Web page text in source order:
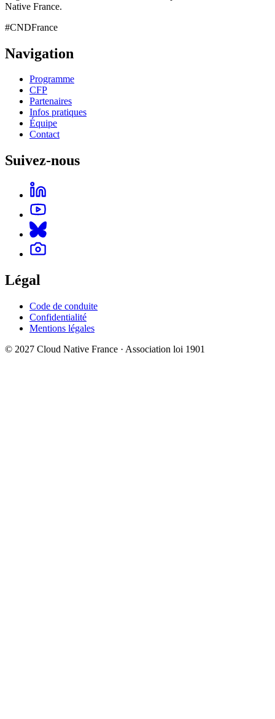
Native France.
#CNDFrance
Navigation
Programme
CFP
Partenaires
Infos pratiques
Équipe
Contact
Suivez-nous
Légal
Code de conduite
Confidentialité
Mentions légales
© 2027 Cloud Native France · Association loi 1901